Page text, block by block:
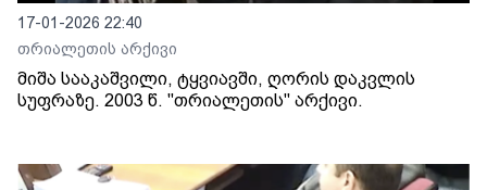
17-01-2026 22:40
თრიალეთის არქივი
მიშა სააკაშვილი, ტყვიავში, ღორის დაკვლის
სუფრაზე. 2003 წ. "თრიალეთის" არქივი.